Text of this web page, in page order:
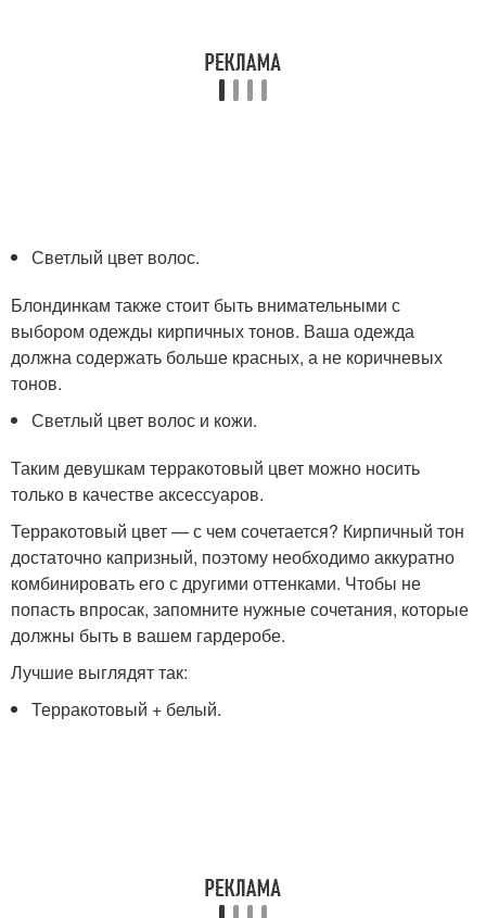
Светлый цвет волос.
Блондинкам также стоит быть внимательными с
выбором одежды кирпичных тонов. Ваша одежда
должна содержать больше красных, а не коричневых
тонов.
Светлый цвет волос и кожи.
Таким девушкам терракотовый цвет можно носить
только в качестве аксессуаров.
Терракотовый цвет — с чем сочетается? Кирпичный тон
достаточно капризный, поэтому необходимо аккуратно
комбинировать его с другими оттенками. Чтобы не
попасть впросак, запомните нужные сочетания, которые
должны быть в вашем гардеробе.
Лучшие выглядят так:
Терракотовый + белый.